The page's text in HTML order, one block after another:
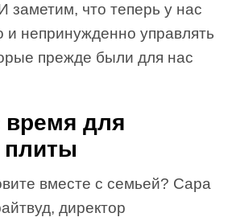
заметим, что теперь у нас
и непринужденно управлять
прежде были для нас
время для
вместе с семьей? Сара
директор